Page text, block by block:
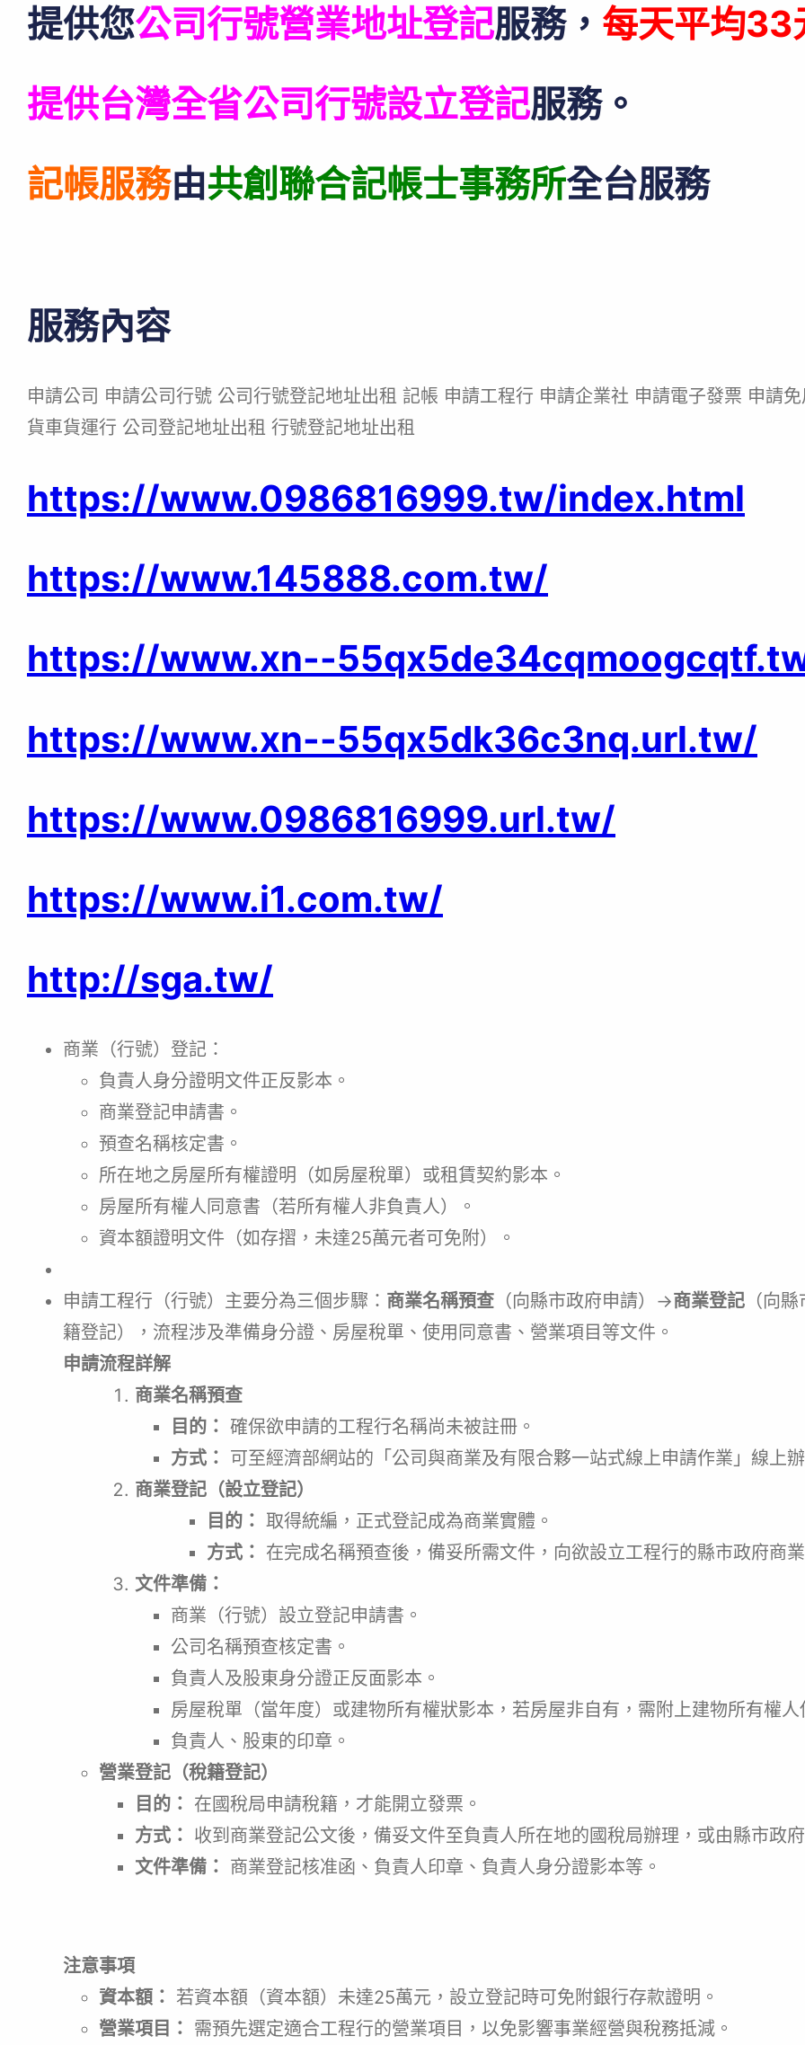
提供您公司行號營業地址登記服務， 每天平均33
提供台灣全省公司行號設立登記服務。
記帳服務由共創聯合記帳士事務所全台服務
服務內容
申請公司 申請公司行號 公司行號登記地址出租 記帳 申請工程行 申請企業社 申請電子發票 申請
貨車貨運行 公司登記地址出租 行號登記地址出租
https://www.0986816999.tw/index.html
https://www.145888.com.tw/
https://www.xn--
https://www.xn--55qx5dk36c3nq.url.tw/
https://www.0986816999.url.tw/
https://www.i1.com.tw/
http://sga.tw/
商業（行號）登記 ：
負責人身分證明文件正反影本。
商業登記申請書。
預查名稱核定書。
所在地之房屋所有權證明（如房屋稅單）或租賃契約影本。
房屋所有權人同意書（若所有權人非負責人）。
資本額證明文件（如存摺，未達25萬元者可免附）。
申請工程行（行號）主要分為三個步驟： 商業名稱預查 （向縣市政府申請）→商業登記 （向
籍登記），流程涉及準備身分證、房屋稅單、使用同意書、營業項目等文件。
申請流程詳解
商業名稱預查
目的： 確保欲申請的工程行名稱尚未被註冊。
方式： 可至經濟部網站的「公司與商業及有限合夥一站式線上申請作業」線上
商業登記（設立登記）
目的： 取得統編，正式登記成為商業實體。
方式： 在完成名稱預查後，備妥所需文件，向欲設立工程行的縣市政府商
文件準備：
商業（行號）設立登記申請書。
公司名稱預查核定書。
負責人及股東身分證正反面影本。
房屋稅單（當年度）或建物所有權狀影本，若房屋非自有，需附上建物所有權
負責人、股東的印章。
營業登記（稅籍登記）
目的： 在國稅局申請稅籍，才能開立發票。
方式： 收到商業登記公文後，備妥文件至負責人所在地的國稅局辦理，或由縣市政
文件準備： 商業登記核准函、負責人印章、負責人身分證影本等。
注意事項
資本額： 若資本額（資本額）未達25萬元，設立登記時可免附銀行存款證明。
營業項目： 需預先選定適合工程行的營業項目，以免影響事業經營與稅務抵減。